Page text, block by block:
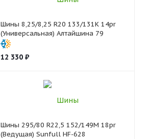
Шины 8,25/8,25 R20 133/131K 14pr
(Универсальная) Алтайшина 79
12 330₽
Шины 295/80 R22,5 152/149M 18pr
(Ведущая) Sunfull HF-628